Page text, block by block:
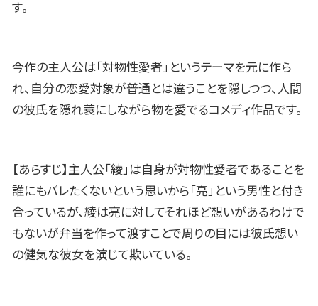
す。
今作の主人公は「対物性愛者」というテーマを元に作ら
れ、自分の恋愛対象が普通とは違うことを隠しつつ、人間
の彼氏を隠れ蓑にしながら物を愛でるコメディ作品です。
【あらすじ】主人公「綾」は自身が対物性愛者であることを
誰にもバレたくないという思いから「亮」という男性と付き
合っているが、綾は亮に対してそれほど想いがあるわけで
もないが弁当を作って渡すことで周りの目には彼氏想い
の健気な彼女を演じて欺いている。